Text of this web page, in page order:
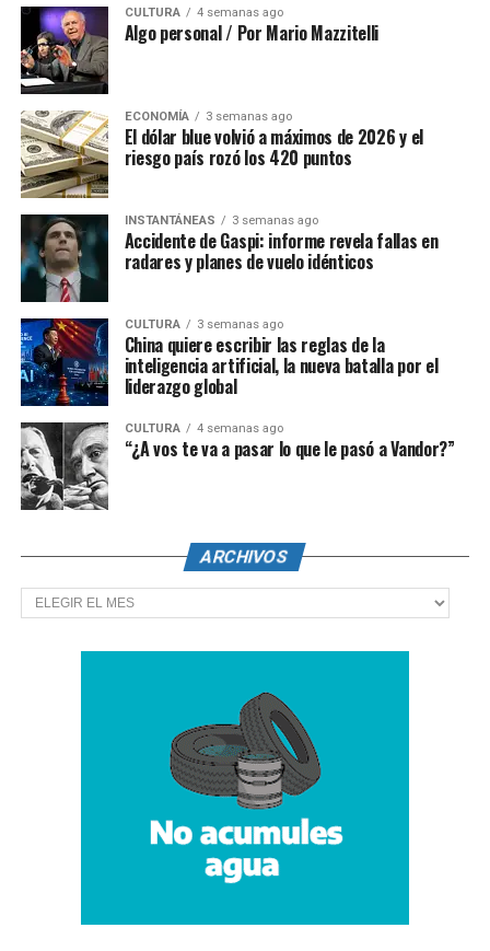
CULTURA 4 semanas ago
Algo personal / Por Mario Mazzitelli
ECONOMÍA 3 semanas ago
El dólar blue volvió a máximos de 2026 y el
riesgo país rozó los 420 puntos
INSTANTÁNEAS 3 semanas ago
Accidente de Gaspi: informe revela fallas en
radares y planes de vuelo idénticos
CULTURA 3 semanas ago
China quiere escribir las reglas de la
inteligencia artificial, la nueva batalla por el
liderazgo global
CULTURA 4 semanas ago
“¿A vos te va a pasar lo que le pasó a Vandor?”
ARCHIVOS
Archivos